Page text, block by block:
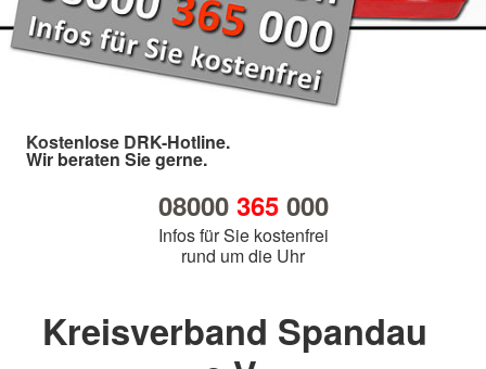
Kostenlose DRK-Hotline.
Wir beraten Sie gerne.
08000 365000
Infos für Sie kostenfrei
rund um die Uhr
Kreisverband Spandau